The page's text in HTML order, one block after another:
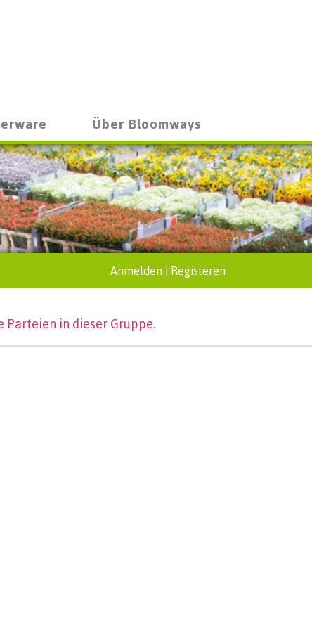
Über Bloomways
Anmelden Registeren
Parteien in dieser Gruppe.